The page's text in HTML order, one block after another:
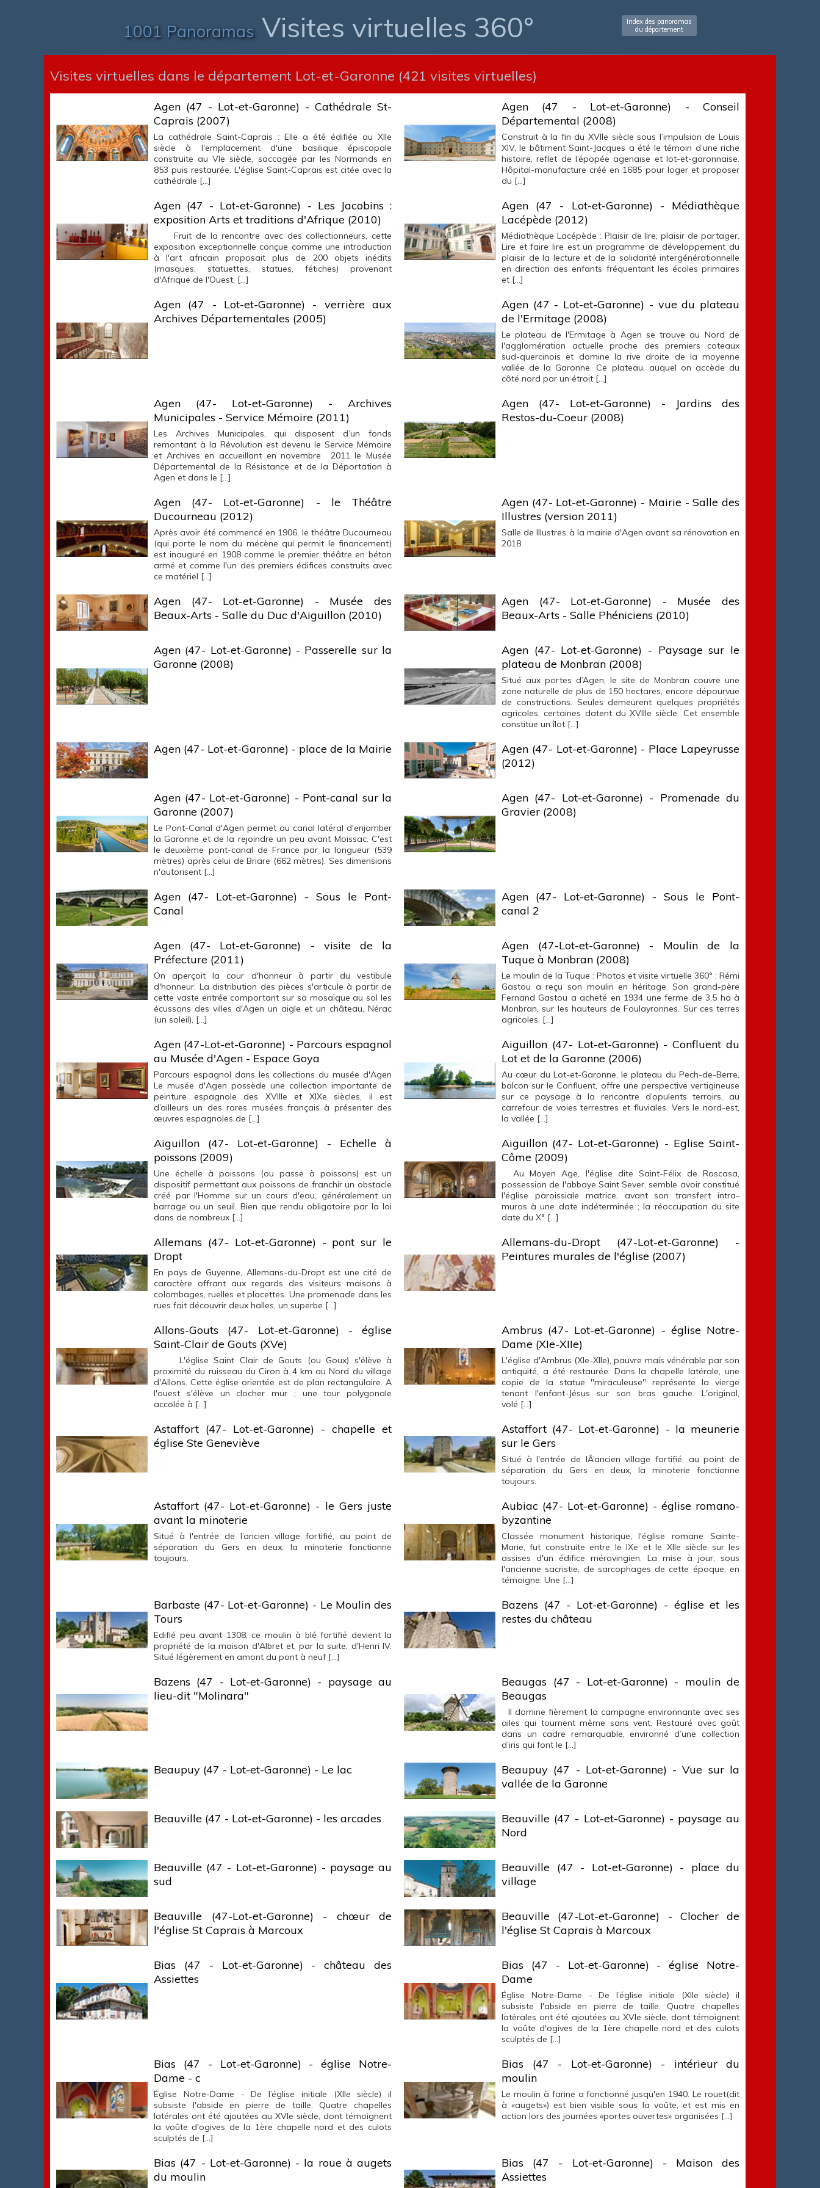
1001 PanoramasVisites virtuelles 360°
Index des panoramas
du département
Visites virtuelles dans le département Lot-et-Garonne (421 visites virtuelles)
Agen (47 - Lot-et-Garonne) - Cathédrale St-
Caprais (2007)
La cathédrale Saint-Caprais : Elle a été édifiée au XIIe
siècle à l'emplacement d'une basilique épiscopale
construite au VIe siècle, saccagée par les Normands en
853 puis restaurée. L'église Saint-Caprais est citée avec la
cathédrale […]
Agen (47 - Lot-et-Garonne) - Conseil
Départemental (2008)
Construit à la fin du XVIIe siècle sous l’impulsion de Louis
XIV, le bâtiment Saint-Jacques a été le témoin d’une riche
histoire, reflet de l’épopée agenaise et lot-et-garonnaise.
Hôpital-manufacture créé en 1685 pour loger et proposer
du […]
Agen (47 - Lot-et-Garonne) - Les Jacobins :
exposition Arts et traditions d'Afrique (2010)
Fruit de la rencontre avec des collectionneurs, cette
exposition exceptionnelle conçue comme une introduction
à l'art africain proposait plus de 200 objets inédits
(masques, statuettes, statues, fétiches) provenant
d'Afrique de l'Ouest, […]
Agen (47 - Lot-et-Garonne) - Médiathèque
Lacépède (2012)
Médiathèque Lacépède : Plaisir de lire, plaisir de partager.
Lire et faire lire est un programme de développement du
plaisir de la lecture et de la solidarité intergénérationnelle
en direction des enfants fréquentant les écoles primaires
et […]
Agen (47 - Lot-et-Garonne) - verrière aux
Archives Départementales (2005)
Agen (47 - Lot-et-Garonne) - vue du plateau
de l'Ermitage (2008)
Le plateau de l'Ermitage à Agen se trouve au Nord de
l'agglomération actuelle proche des premiers coteaux
sud-quercinois et domine la rive droite de la moyenne
vallée de la Garonne. Ce plateau, auquel on accède du
côté nord par un étroit […]
Agen (47- Lot-et-Garonne) - Archives
Municipales - Service Mémoire (2011)
Les Archives Municipales, qui disposent d’un fonds
remontant à la Révolution est devenu le Service Mémoire
et Archives en accueillant en novembre 2011 le Musée
Départemental de la Résistance et de la Déportation à
Agen et dans le […]
Agen (47- Lot-et-Garonne) - Jardins des
Restos-du-Coeur (2008)
Agen (47- Lot-et-Garonne) - le Théâtre
Ducourneau (2012)
Après avoir été commencé en 1906, le théâtre Ducourneau
(qui porte le nom du mécène qui permit le financement)
est inauguré en 1908 comme le premier théâtre en béton
armé et comme l'un des premiers édifices construits avec
ce matériel […]
Agen (47- Lot-et-Garonne) - Mairie - Salle des
Illustres (version 2011)
Salle de Illustres à la mairie d'Agen avant sa rénovation en
2018
Agen (47- Lot-et-Garonne) - Musée des
Beaux-Arts - Salle du Duc d'Aiguillon (2010)
Agen (47- Lot-et-Garonne) - Musée des
Beaux-Arts - Salle Phéniciens (2010)
Agen (47- Lot-et-Garonne) - Passerelle sur la
Garonne (2008)
Agen (47- Lot-et-Garonne) - Paysage sur le
plateau de Monbran (2008)
Situé aux portes d’Agen, le site de Monbran couvre une
zone naturelle de plus de 150 hectares, encore dépourvue
de constructions. Seules demeurent quelques propriétés
agricoles, certaines datent du XVIIIe siècle. Cet ensemble
constitue un îlot […]
Agen (47- Lot-et-Garonne) - place de la Mairie
Agen (47- Lot-et-Garonne) - Place Lapeyrusse
(2012)
Agen (47- Lot-et-Garonne) - Pont-canal sur la
Garonne (2007)
Le Pont-Canal d'Agen permet au canal latéral d'enjamber
la Garonne et de la rejoindre un peu avant Moissac. C'est
le deuxième pont-canal de France par la longueur (539
mètres) après celui de Briare (662 mètres). Ses dimensions
n'autorisent […]
Agen (47- Lot-et-Garonne) - Promenade du
Gravier (2008)
Agen (47- Lot-et-Garonne) - Sous le Pont-
Canal
Agen (47- Lot-et-Garonne) - Sous le Pont-
canal 2
Agen (47- Lot-et-Garonne) - visite de la
Préfecture (2011)
On aperçoit la cour d'honneur à partir du vestibule
d'honneur. La distribution des pièces s'articule à partir de
cette vaste entrée comportant sur sa mosaïque au sol les
écussons des villes d'Agen un aigle et un château, Nérac
(un soleil), […]
Agen (47-Lot-et-Garonne) - Moulin de la
Tuque à Monbran (2008)
Le moulin de la Tuque : Photos et visite virtuelle 360° : Rémi
Gastou a reçu son moulin en héritage. Son grand-père
Fernand Gastou a acheté en 1934 une ferme de 3,5 ha à
Monbran, sur les hauteurs de Foulayronnes. Sur ces terres
agricoles, […]
Agen (47-Lot-et-Garonne) - Parcours espagnol
au Musée d'Agen - Espace Goya
Parcours espagnol dans les collections du musée d'Agen
Le musée d'Agen possède une collection importante de
peinture espagnole des XVIIIe et XIXe siècles, il est
d’ailleurs un des rares musées français à présenter des
œuvres espagnoles de […]
Aiguillon (47- Lot-et-Garonne) - Confluent du
Lot et de la Garonne (2006)
Au cœur du Lot-et-Garonne, le plateau du Pech-de-Berre,
balcon sur le Confluent, offre une perspective vertigineuse
sur ce paysage à la rencontre d’opulents terroirs, au
carrefour de voies terrestres et fluviales. Vers le nord-est,
la vallée […]
Aiguillon (47- Lot-et-Garonne) - Echelle à
poissons (2009)
Une échelle à poissons (ou passe à poissons) est un
dispositif permettant aux poissons de franchir un obstacle
créé par l'Homme sur un cours d'eau, généralement un
barrage ou un seuil. Bien que rendu obligatoire par la loi
dans de nombreux […]
Aiguillon (47- Lot-et-Garonne) - Eglise Saint-
Côme (2009)
Au Moyen Age, l'église dite Saint-Félix de Roscasa,
possession de l'abbaye Saint Sever, semble avoir constitué
l'église paroissiale matrice, avant son transfert intra-
muros à une date indéterminée ; la réoccupation du site
date du X° […]
Allemans (47- Lot-et-Garonne) - pont sur le
Dropt
En pays de Guyenne, Allemans-du-Dropt est une cité de
caractère offrant aux regards des visiteurs maisons à
colombages, ruelles et placettes. Une promenade dans les
rues fait découvrir deux halles, un superbe […]
Allemans-du-Dropt (47-Lot-et-Garonne) -
Peintures murales de l'église (2007)
Allons-Gouts (47- Lot-et-Garonne) - église
Saint-Clair de Gouts (XVe)
L'église Saint Clair de Gouts (ou Goux) s'élève à
proximité du ruisseau du Ciron à 4 km au Nord du village
d'Allons. Cette église orientée est de plan rectangulaire. A
l'ouest s'élève un clocher mur ; une tour polygonale
accolée à […]
Ambrus (47- Lot-et-Garonne) - église Notre-
Dame (XIe-XIIe)
L'église d'Ambrus (XIe-XIIe), pauvre mais vénérable par son
antiquité, a été restaurée. Dans la chapelle latérale, une
copie de la statue "miraculeuse" représente la vierge
tenant l'enfant-Jésus sur son bras gauche. L'original,
volé […]
Astaffort (47- Lot-et-Garonne) - chapelle et
église Ste Geneviève
Astaffort (47- Lot-et-Garonne) - la meunerie
sur le Gers
Situé à l'entrée de lÂ’ancien village fortifié, au point de
séparation du Gers en deux, la minoterie fonctionne
toujours.
Astaffort (47- Lot-et-Garonne) - le Gers juste
avant la minoterie
Situé à l'entrée de l’ancien village fortifié, au point de
séparation du Gers en deux, la minoterie fonctionne
toujours.
Aubiac (47- Lot-et-Garonne) - église romano-
byzantine
Classée monument historique, l'église romane Sainte-
Marie, fut construite entre le IXe et le XIIe siècle sur les
assises d'un édifice mérovingien. La mise à jour, sous
l'ancienne sacristie, de sarcophages de cette époque, en
témoigne. Une […]
Barbaste (47- Lot-et-Garonne) - Le Moulin des
Tours
Edifié peu avant 1308, ce moulin à blé fortifié devient la
propriété de la maison d'Albret et, par la suite, d'Henri IV.
Situé légèrement en amont du pont à neuf […]
Bazens (47 - Lot-et-Garonne) - église et les
restes du château
Bazens (47 - Lot-et-Garonne) - paysage au
lieu-dit "Molinara"
Beaugas (47 - Lot-et-Garonne) - moulin de
Beaugas
Il domine fièrement la campagne environnante avec ses
ailes qui tournent même sans vent. Restauré avec goût
dans un cadre remarquable, environné d’une collection
d’iris qui font le […]
Beaupuy (47 - Lot-et-Garonne) - Le lac
Beaupuy (47 - Lot-et-Garonne) - Vue sur la
vallée de la Garonne
Beauville (47 - Lot-et-Garonne) - les arcades
Beauville (47 - Lot-et-Garonne) - paysage au
Nord
Beauville (47 - Lot-et-Garonne) - paysage au
sud
Beauville (47 - Lot-et-Garonne) - place du
village
Beauville (47-Lot-et-Garonne) - chœur de
l'église St Caprais à Marcoux
Beauville (47-Lot-et-Garonne) - Clocher de
l'église St Caprais à Marcoux
Bias (47 - Lot-et-Garonne) - château des
Assiettes
Bias (47 - Lot-et-Garonne) - église Notre-
Dame
Église Notre-Dame - De l’église initiale (XIIe siècle) il
subsiste l'abside en pierre de taille. Quatre chapelles
latérales ont été ajoutées au XVIe siècle, dont témoignent
la voûte d'ogives de la 1ère chapelle nord et des culots
sculptés de […]
Bias (47 - Lot-et-Garonne) - église Notre-
Dame - c
Église Notre-Dame - De l’église initiale (XIIe siècle) il
subsiste l'abside en pierre de taille. Quatre chapelles
latérales ont été ajoutées au XVIe siècle, dont témoignent
la voûte d'ogives de la 1ère chapelle nord et des culots
sculptés de […]
Bias (47 - Lot-et-Garonne) - intérieur du
moulin
Le moulin à farine a fonctionné jusqu'en 1940. Le rouet(dit
à «augets») est bien visible sous la voûte, et est mis en
action lors des journées «portes ouvertes» organisées […]
Bias (47 - Lot-et-Garonne) - la roue à augets
du moulin
Bias (47 - Lot-et-Garonne) - Maison des
Assiettes